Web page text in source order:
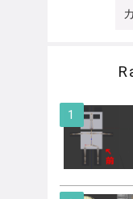
テ
ー